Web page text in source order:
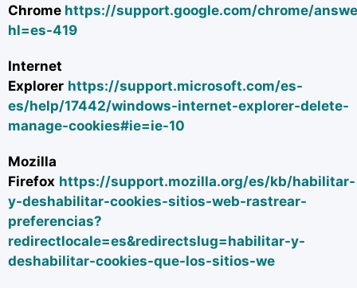
Chrome https://support.google.com/chrome/
hl=es-419
Internet
Explorer https://support.microsoft.com/es-
es/help/17442/windows-internet-explorer-delete-
manage-cookies#ie=ie-10
Mozilla
Firefox https://support.mozilla.org/es/kb/habilitar-
y-deshabilitar-cookies-sitios-web-rastrear-
preferencias?
redirectlocale=es&redirectslug=habilitar-y-
deshabilitar-cookies-que-los-sitios-we